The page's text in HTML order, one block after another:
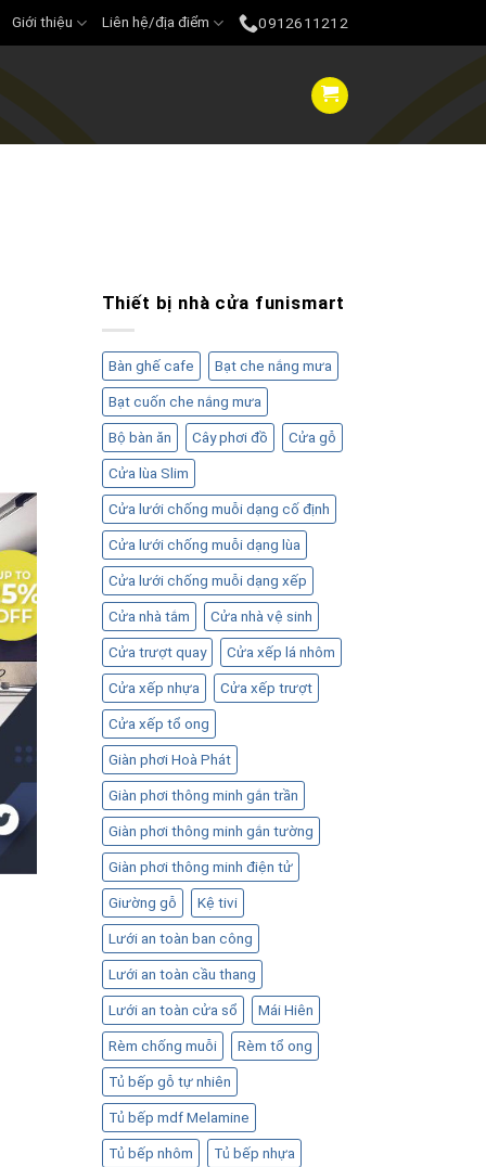
Giới thiệu Liên hệ/địa điểm 0912611212
Thiết bị nhà cửa funismart
Bàn ghế cafe Bạt che nắng mưa
Bạt cuốn che nắng mưa
Bộ bàn ăn Cây phơi đồ Cửa gỗ
Cửa lùa Slim
Cửa lưới chống muỗi dạng cố định
Cửa lưới chống muỗi dạng lùa
Cửa lưới chống muỗi dạng xếp
Cửa nhà tắm Cửa nhà vệ sinh
Cửa trượt quay Cửa xếp lá nhôm
Cửa xếp nhựa Cửa xếp trượt
Cửa xếp tổ ong
Giàn phơi Hoà Phát
Giàn phơi thông minh gắn trần
Giàn phơi thông minh gắn tường
Giàn phơi thông minh điện tử
Giường gỗ Kệ tivi
Lưới an toàn ban công
Lưới an toàn cầu thang
Lưới an toàn cửa sổ Mái Hiên
Rèm chống muỗi Rèm tổ ong
Tủ bếp gỗ tự nhiên
Tủ bếp mdf Melamine
Tủ bếp nhôm Tủ bếp nhựa